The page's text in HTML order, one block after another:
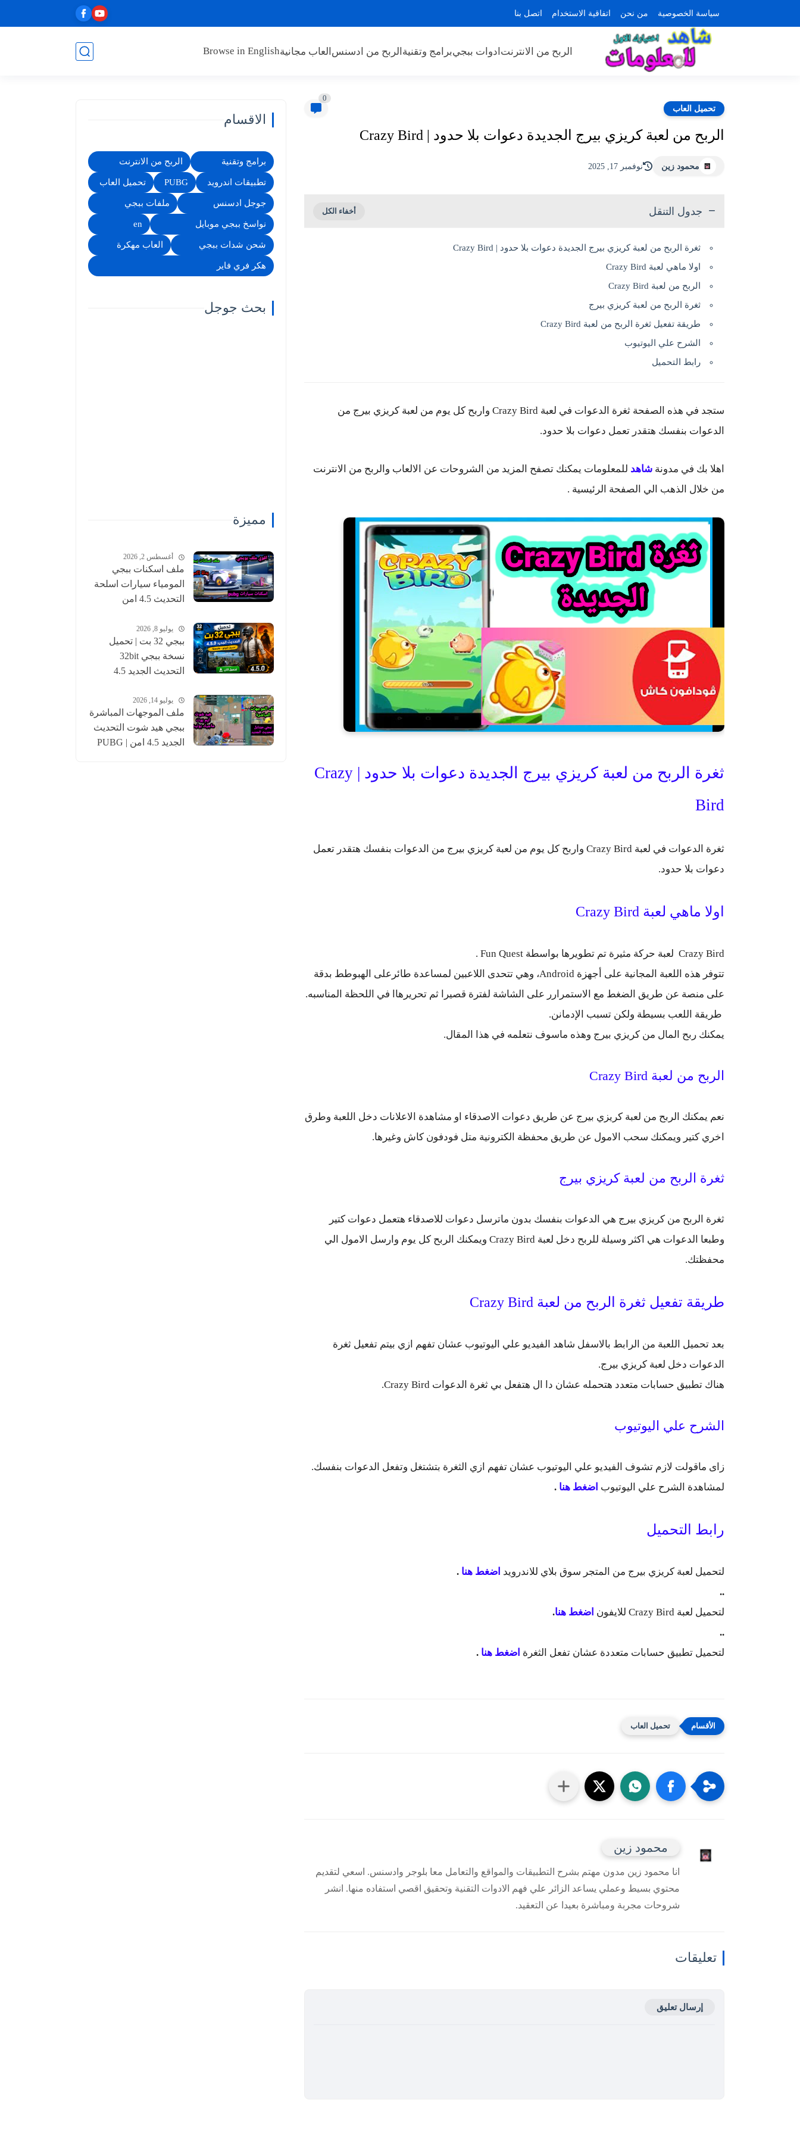
سياسة الخصوصية من نحن اتفاقية الاستخدام اتصل بنا
الربح من الانترنت ادوات ببجيبرامج وتقنية الربح من ادسنس العاب مجانيةBrowse in English
تحميل العاب
0
الربح من لعبة كريزي بيرج الجديدة دعوات بلا حدود | Crazy Bird
محمود زين نوفمبر 17, 2025
جدول التنقل
ثغرة الربح من لعبة كريزي بيرج الجديدة دعوات بلا حدود | Crazy Bird
اولا ماهي لعبة Crazy Bird
الربح من لعبة Crazy Bird
ثغرة الربح من لعبة كريزي بيرج
طريقة تفعيل ثغرة الربح من لعبة Crazy Bird
الشرح علي اليوتيوب
رابط التحميل
ستجد في هذه الصفحة ثغرة الدعوات في لعبة Crazy Bird واربح كل يوم من لعبة كريزي بيرج من
الدعوات بنفسك هتقدر تعمل دعوات بلا حدود.
اهلا بك في مدونة شاهد للمعلومات يمكنك تصفح المزيد من الشروحات عن الالعاب والربح من الانترنت
من خلال الذهب الي الصفحة الرئيسية .
ثغرة الربح من لعبة كريزي بيرج الجديدة دعوات بلا حدود | Crazy
Bird
ثغرة الدعوات في لعبة Crazy Bird واربح كل يوم من لعبة كريزي بيرج من الدعوات بنفسك هتقدر تعمل
دعوات بلا حدود.
اولا ماهي لعبة Crazy Bird
Crazy Bird لعبة حركة مثيرة تم تطويرها بواسطة Fun Quest .
تتوفر هذه اللعبة المجانية على أجهزة Android، وهي تتحدى اللاعبين لمساعدة طائرعلى الهبوطط بدقة
على منصة عن طريق الضغط مع الاستمرارر على الشاشة لفترة قصيرا ثم تحريرهاا في اللحظة المناسبه.
طريقة اللعب بسيطة ولكن تسبب الإدمانن.
يمكنك ربح المال من كريزي بيرج وهذه ماسوف نتعلمه في هذا المقال.
الربح من لعبة Crazy Bird
نعم يمكنك الربح من لعبة كريزي بيرج عن طريق دعوات الاصدقاء او مشاهدة الاعلانات دخل اللعبة وطرق
اخري كتير ويمكنك سحب الامول عن طريق محفظة الكترونية متل فودفون كاش وغيرها.
ثغرة الربح من لعبة كريزي بيرج
ثغرة الربح من كريزي بيرج هي الدعوات بنفسك بدون ماترسل دعوات للاصدقاء هتعمل دعوات كتير
وطبعا الدعوات هي اكثر وسيلة للربح دخل لعبة Crazy Bird ويمكنك الربح كل يوم وارسل الامول الي
محفظتك.
طريقة تفعيل ثغرة الربح من لعبة Crazy Bird
بعد تحميل اللعبة من الرابط بالاسفل شاهد الفيديو علي اليوتيوب عشان تفهم ازي بيتم تفعيل ثغرة
الدعوات دخل لعبة كريزي بيرج.
هناك تطبيق حسابات متعدد هتحمله عشان دا ال هتفعل بي ثغرة الدعوات Crazy Bird.
الشرح علي اليوتيوب
زاى ماقولت لازم تشوف الفيديو علي اليوتيوب عشان تفهم ازي الثغرة بتشتغل وتفعل الدعوات بنفسك.
لمشاهدة الشرح علي اليوتيوب اضغط هنا .
رابط التحميل
لتحميل لعبة كريزي بيرج من المتجر سوق بلاي للاندرويد اضغط هنا .
..
لتحميل لعبة Crazy Bird للايفون
اضغط هنا.
..
لتحميل تطبيق حسابات متعددة عشان تفعل الثغرة اضغط هنا .
تحميل العاب
محمود زين
انا محمود زين مدون مهتم بشرح التطبيقات والمواقع والتعامل معا بلوجر وادسنس. اسعي لتقديم
محتوي بسيط وعملي يساعد الزائر علي فهم الادوات التقنية وتحقيق اقصي استفاده منها. انشر
شروحات مجربة ومباشرة بعيدا عن التعقيد.
تعليقات
إرسال تعليق
الاقسام
برامج وتقنية الربح من الانترنت
تطبيقات اندرويد PUBG تحميل العاب
جوجل ادسنس ملفات ببجي
نواسخ ببجي موبايل en
شحن شدات ببجي العاب مهكرة
هكر فري فاير
بحث جوجل
مميزة
أغسطس 2, 2026
ملف اسكنات ببجي
المومياء سيارات اسلحة
التحديث 4.5 امن
pubgskins
يوليو 8, 2026
ببجي 32 بت | تحميل
نسخة ببجي 32bit
التحديث الجديد 4.5
يوليو 14, 2026
ملف الموجهات المباشرة
ببجي هيد شوت التحديث
الجديد 4.5 امن | PUBG